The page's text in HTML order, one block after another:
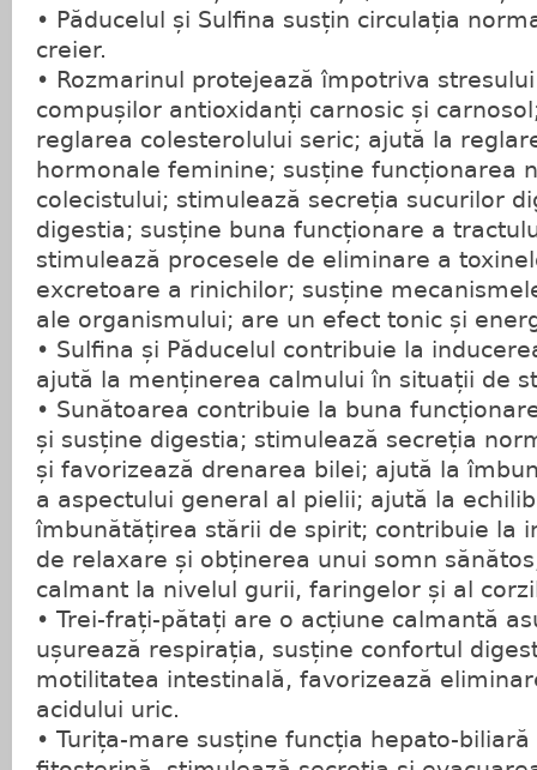
• Păducelul și Sulfina susțin circulația
creier.
• Rozmarinul protejează împotriva
compușilor antioxidanți carnosic și
reglarea colesterolului seric; ajută la
hormonale feminine; susține funcționarea
colecistului; stimulează secreția sucurilor
digestia; susține buna funcționare a
stimulează procesele de eliminare a
excretoare a rinichilor; susține
ale organismului; are un efect tonic și
• Sulfina și Păducelul contribuie la
ajută la menținerea calmului în situații de
• Sunătoarea contribuie la buna
și susține digestia; stimulează secreția
și favorizează drenarea bilei; ajută la
a aspectului general al pielii; ajută la
îmbunătățirea stării de spirit; contribuie la
de relaxare și obținerea unui somn
calmant la nivelul gurii, faringelor și al
• Trei-frați-pătați are o acțiune calmantă
ușurează respirația, susține confortul
motilitatea intestinală, favorizează
acidului uric.
• Turița-mare susține funcția hepato-